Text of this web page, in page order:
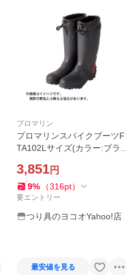
プロマリン
プロマリンスパイクブーツF
TA102Lサイズ(カラー:ブラッ
3,851円
9% （316pt）
要エントリー
つり具のヨコオYahoo!店
最安値を見る